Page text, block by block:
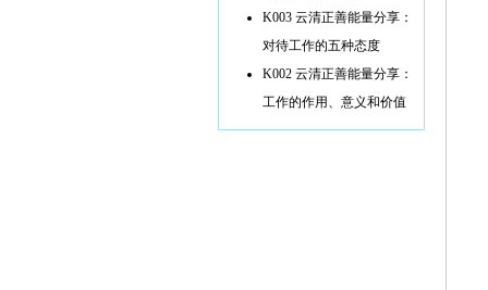
K003 云清正善能量分享：
对待工作的五种态度
K002 云清正善能量分享：
工作的作用、意义和价值